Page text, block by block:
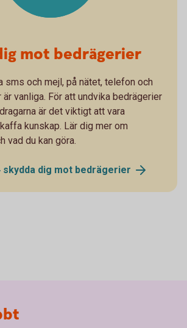
mot bedrägerier
sms och mejl, på nätet, telefon och
vanliga. För att undvika bedrägerier
är det viktigt att vara
kunskap. Lär dig mer om
vad du kan göra.
skydda dig mot bedrägerier